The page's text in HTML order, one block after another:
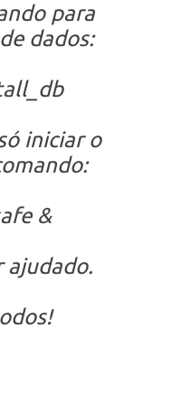
para
dados:
iniciar o
&
ajudado.